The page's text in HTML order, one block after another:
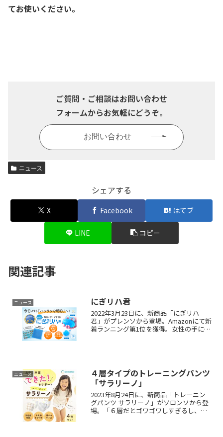
てお使いください。
ご質問・ご相談はお問い合わせ
フォームからお気軽にどうぞ。
お問い合わせ
ニュース
シェアする
X Facebook はてブ
LINE コピー
関連記事
ニュース にぎリハ君
2022年3月23日に、新商品「にぎリハ
君」がプレンソから登場。Amazonにて新
着ランニング第1位を獲得。女性の手にも
ニュース
４層タイプのトレーニングパンツ
「サラリーノ」
2023年8月24日に、新商品「トレーニン
グパンツ サラリーノ」がソロンソから登
場。「６層だとゴワゴワしすぎるし、３